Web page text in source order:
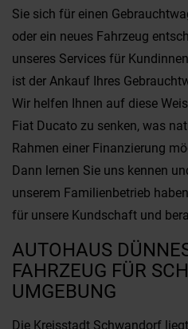
Sie sich für einen
oder ein neues Fahrzeug
unseres Services für
ist der Ankauf Ihres
Wir helfen Ihnen auf diese
Fiat Ducato zu senken, was
Rahmen einer Finanzierung
Dann lernen Sie uns kennen
unserem Familienbetrieb
für unsere Kundschaft und
AUTOHAUS
FAHRZEUG FÜR
UMGEBUNG
Die Kreisstadt Schwandorf